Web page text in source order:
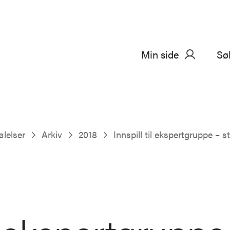
Min side
Arkiv 2018 Innspill til ekspertgruppe –